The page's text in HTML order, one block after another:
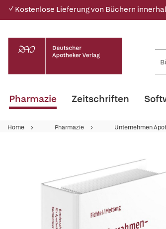
✓ Kostenlose Lieferung von Büchern
Pharmazie Zeitschriften
Home Pharmazie Unternehmen